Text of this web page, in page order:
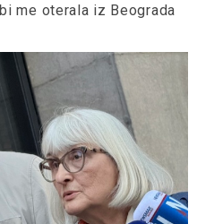
me oterala iz Beograda